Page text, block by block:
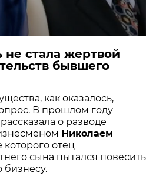
не стала жертвой
бывшего
как оказалось,
В прошлом году
рассказала о разводе
Николаем
которого отец
сына пытался повесить
бизнесу.